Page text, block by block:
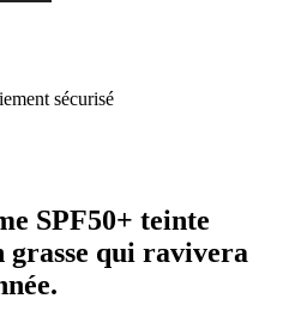
sécurisé
SPF50+ teinte
grasse qui ravivera